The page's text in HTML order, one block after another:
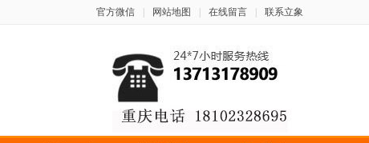
官方微信 网站地图 在线留言 联系立象